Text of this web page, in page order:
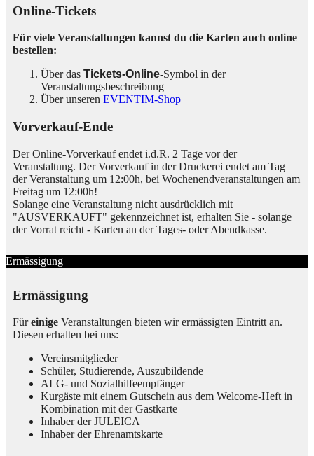
Online-Tickets
Für viele Veranstaltungen kannst du die Karten auch online
bestellen:
Über das Tickets-Online-Symbol in der
Veranstaltungsbeschreibung
Über unseren EVENTIM-Shop
Vorverkauf-Ende
Der Online-Vorverkauf endet i.d.R. 2 Tage vor der
Veranstaltung. Der Vorverkauf in der Druckerei endet am Tag
der Veranstaltung um 12:00h, bei Wochenendveranstaltungen am
Freitag um 12:00h!
Solange eine Veranstaltung nicht ausdrücklich mit
"AUSVERKAUFT" gekennzeichnet ist, erhalten Sie - solange
der Vorrat reicht - Karten an der Tages- oder Abendkasse.
Ermässigung
Ermässigung
Füreinige Veranstaltungen bieten wir ermässigten Eintritt an.
Diesen erhalten bei uns:
Vereinsmitglieder
Schüler, Studierende, Auszubildende
ALG- und Sozialhilfeempfänger
Kurgäste mit einem Gutschein aus dem Welcome-Heft in
Kombination mit der Gastkarte
Inhaber der JULEICA
Inhaber der Ehrenamtskarte